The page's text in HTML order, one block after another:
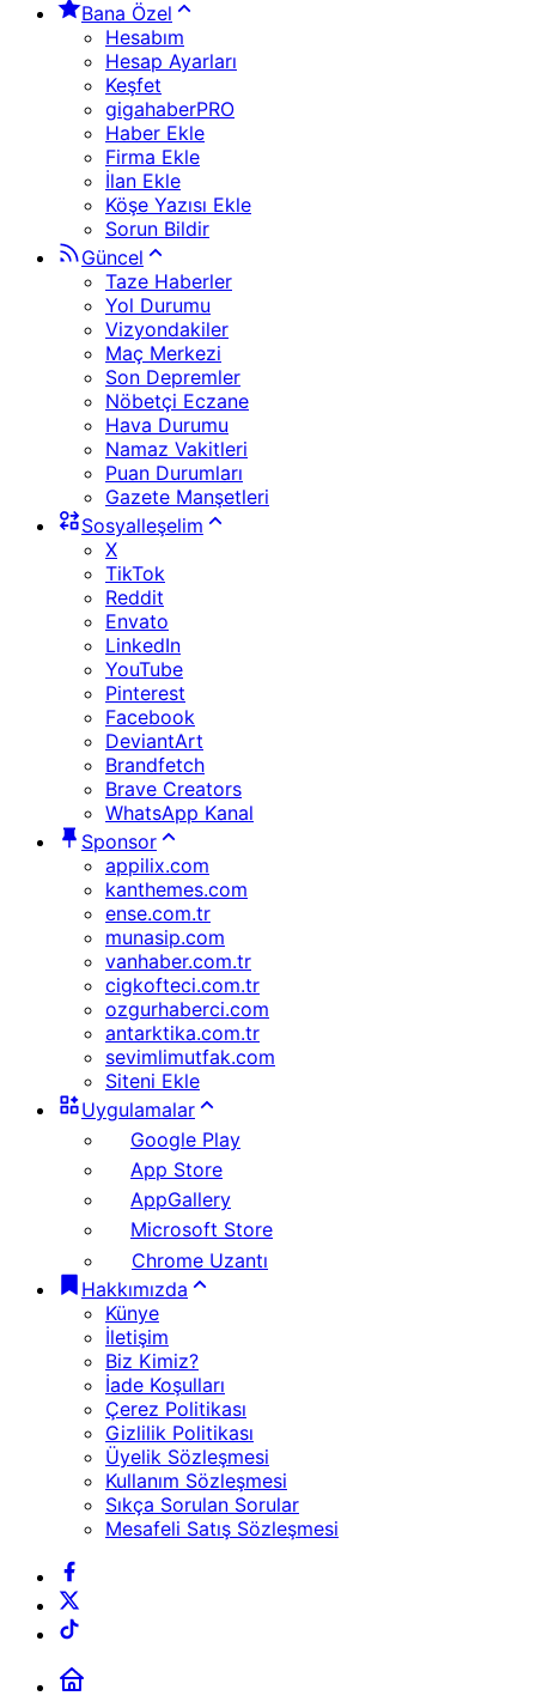
Bana Özel
Hesabım
Hesap Ayarları
Keşfet
gigahaberPRO
Haber Ekle
Firma Ekle
İlan Ekle
Köşe Yazısı Ekle
Sorun Bildir
Güncel
Taze Haberler
Yol Durumu
Vizyondakiler
Maç Merkezi
Son Depremler
Nöbetçi Eczane
Hava Durumu
Namaz Vakitleri
Puan Durumları
Gazete Manşetleri
Sosyalleşelim
X
TikTok
Reddit
Envato
LinkedIn
YouTube
Pinterest
Facebook
DeviantArt
Brandfetch
Brave Creators
WhatsApp Kanal
Sponsor
appilix.com
kanthemes.com
ense.com.tr
munasip.com
vanhaber.com.tr
cigkofteci.com.tr
ozgurhaberci.com
antarktika.com.tr
sevimlimutfak.com
Siteni Ekle
Uygulamalar
Google Play
App Store
AppGallery
Microsoft Store
Chrome Uzantı
Hakkımızda
Künye
İletişim
Biz Kimiz?
İade Koşulları
Çerez Politikası
Gizlilik Politikası
Üyelik Sözleşmesi
Kullanım Sözleşmesi
Sıkça Sorulan Sorular
Mesafeli Satış Sözleşmesi